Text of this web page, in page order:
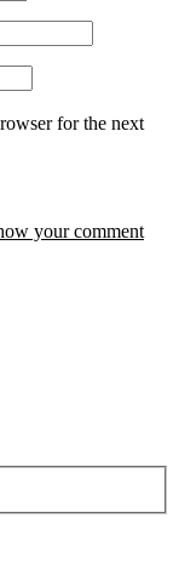
for the next
your comment